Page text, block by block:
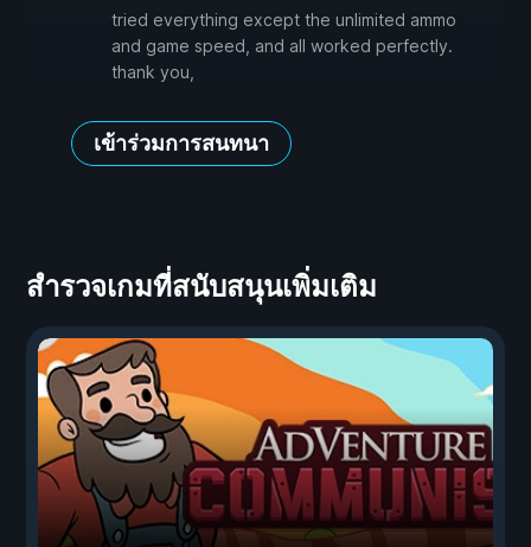
tried everything except the unlimited ammo
and game speed, and all worked perfectly.
thank you,
เข้าร่วมการสนทนา
สำรวจเกมที่สนับสนุนเพิ่มเติม